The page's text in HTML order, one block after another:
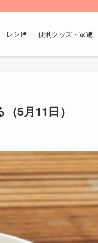
レシピ 便利グッズ・家電
5月11日）